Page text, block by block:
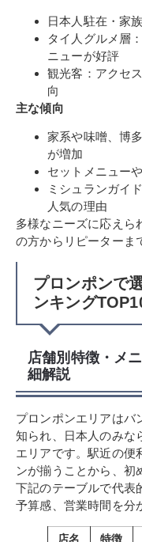
日本人駐在・家
タイ人グルメ層
ニューが好評
観光客：アクセ
向
主な傾向
家系や味噌、博
が増加
セットメニュー
ミシュランガイ
人気の理由
多様なニーズに応えら
の方からリピーターま
プロンポンで
ンキング
店舗別特徴・メ
細解説
プロンポンエリアはバ
知られ、日本人のみな
エリアです。駅近の便
ンが揃うことから、初
下記のテーブルで代表
予算感、営業時間を分
店名 特徴